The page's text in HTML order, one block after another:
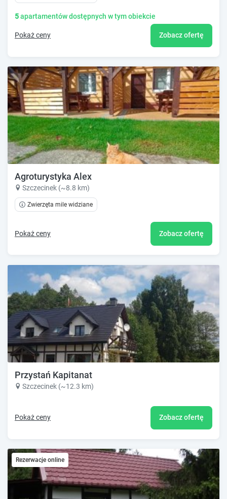
5apartamentów dostępnych w tym obiekcie
Pokaż ceny Zobacz ofertę
Agroturystyka Alex
Szczecinek (~8.8 km)
Zwierzęta mile widziane
Pokaż ceny Zobacz ofertę
Przystań Kapitanat
Szczecinek (~12.3 km)
Pokaż ceny Zobacz ofertę
Rezerwacje online